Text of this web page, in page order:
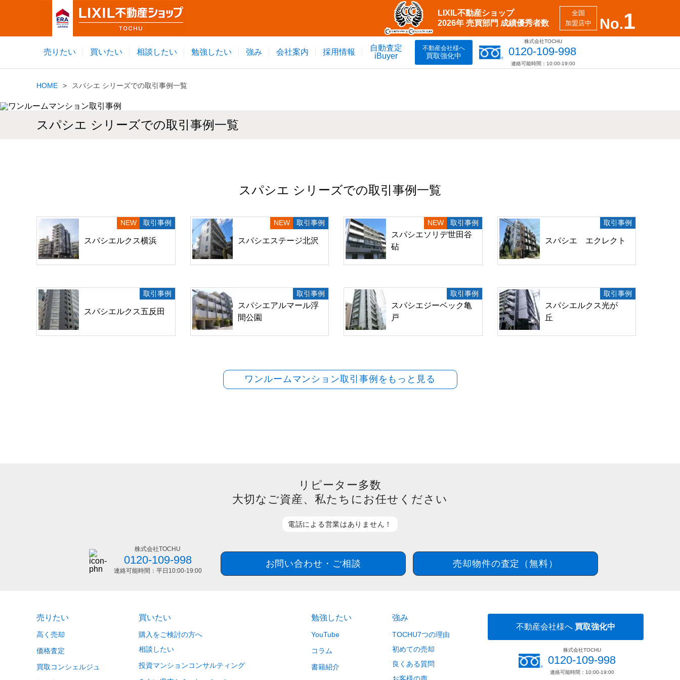
No.1
全国
加盟店中
LIXIL不動産ショップ
2026年 売買部門 成績優秀者数
売りたい 買いたい 相談したい 勉強したい 強み 会社案内 採用情報
自動査定
iBuyer
不動産会社様へ
買取強化中
株式会社TOCHU
0120-109-998
連絡可能時間：10:00-19:00
HOME スパシエ シリーズでの取引事例一覧
スパシエ シリーズでの取引事例一覧
スパシエ シリーズでの取引事例一覧
取引事例
スパシエルクス横浜
取引事例
スパシエステージ北沢
取引事例
スパシエソリデ世田谷
砧
取引事例
スパシエ エクレクト
取引事例
スパシエルクス五反田
取引事例
スパシエアルマール浮
間公園
取引事例
スパシエジーベック亀
戸
取引事例
スパシエルクス光が
丘
ワンルームマンション取引事例をもっと見る
リピーター多数
大切なご資産、私たち にお任せください
電話による営業はありません！
株式会社TOCHU
0120-109-998
連絡可能時間：平日 10:00-19:00
お問い合わせ・ご相談 売却物件の査定（無料）
売りたい
高く売却
価格査定
買取コンシェルジュ
買いたい
購入をご検討の方へ
相談したい
投資マンションコンサルティング
勉強したい
YouTube
コラム
書籍紹介
強み
TOCHU7つの理由
初めての売却
良くある質問
不動産会社様へ 買取強化中
株式会社TOCHU
0120-109-998
連絡可能時間：10:00-19:00